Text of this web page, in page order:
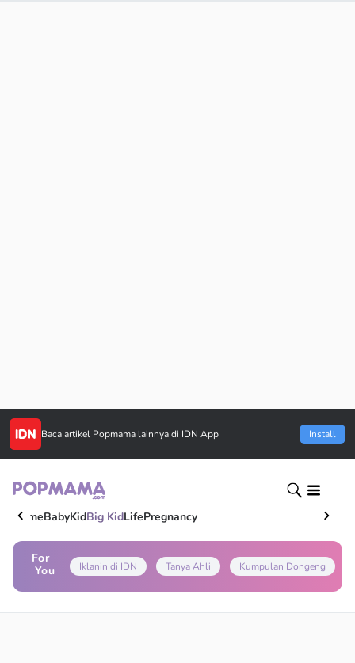
Baca artikel Popmama lainnya di IDN App Install
HomeBabyKidBig KidLifePregnancy
For
You
Iklanin di IDN Tanya Ahli Kumpulan Dongeng